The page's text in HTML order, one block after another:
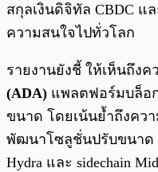
สกุลเงินดิจิทัล CBDC แ
ความสนใจไปทั่วโลก
รายงานยังชี้ ให้เห็นถึง
(ADA) แพลตฟอร์มบล็อ
ขนาด โดยเน้นย้ำถึงคว
พัฒนาโซลูชั่นปรับขนาด
Hydra และ sidechain